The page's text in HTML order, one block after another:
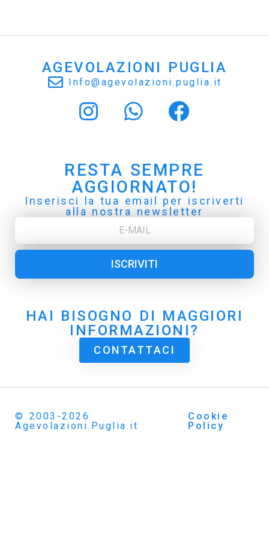
AGEVOLAZIONI PUGLIA
Info@agevolazioni.puglia.it
RESTA SEMPRE
AGGIORNATO!
Inserisci la tua email per iscriverti
alla nostra newsletter
ISCRIVITI
HAI BISOGNO DI MAGGIORI
INFORMAZIONI?
CONTATTACI
© 2003-2026
Agevolazioni.Puglia.it
Cookie
Policy